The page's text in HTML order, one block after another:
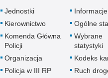
Jednostki
Kierownictwo
Komenda Główna
Policji
Organizacja
Policja w III RP
Informacje
Ogólne
Wybrane
statystyki
Kodeks
Ruch